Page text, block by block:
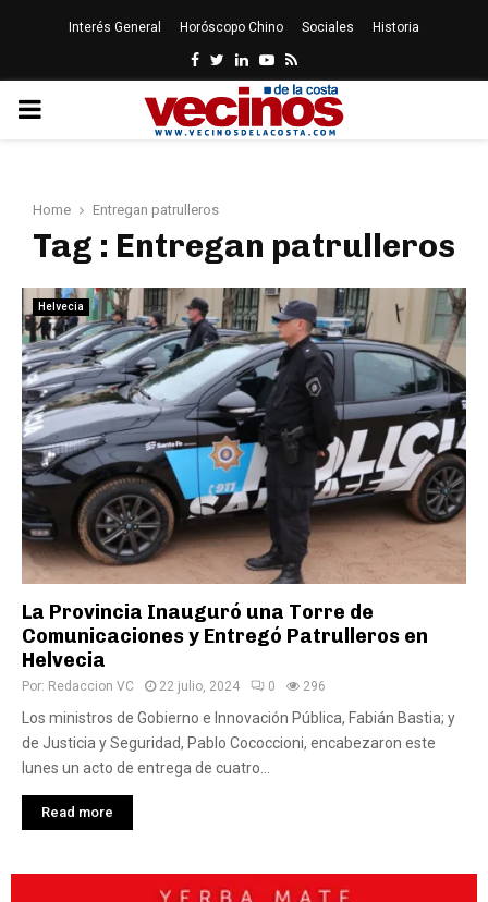
Interés General Horóscopo Chino Sociales Historia
Facebook
Twitter
LinkedinYoutube
Rss
PRIMARY
Home Entregan patrulleros
Tag : Entregan patrulleros
Helvecia
La Provincia Inauguró una Torre de
Comunicaciones y Entregó Patrulleros en
Helvecia
Por: Redaccion VC 22 julio, 2024 0 296
Los ministros de Gobierno e Innovación Pública, Fabián Bastia; y
de Justicia y Seguridad, Pablo Cococcioni, encabezaron este
lunes un acto de entrega de cuatro...
Read more